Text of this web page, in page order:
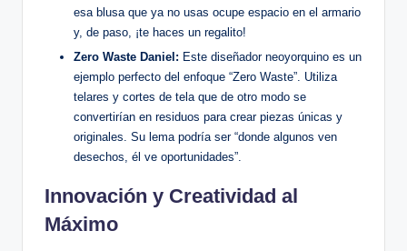
esa blusa que ya no usas ocupe espacio en el armario
y, de paso, ¡te haces un regalito!
Zero Waste Daniel: Este diseñador neoyorquino es un
ejemplo perfecto del enfoque “Zero Waste”. Utiliza
telares y cortes de tela que de otro modo se
convertirían en residuos para crear piezas únicas y
originales. Su lema podría ser “donde algunos ven
desechos, él ve oportunidades”.
Innovación y Creatividad al
Máximo